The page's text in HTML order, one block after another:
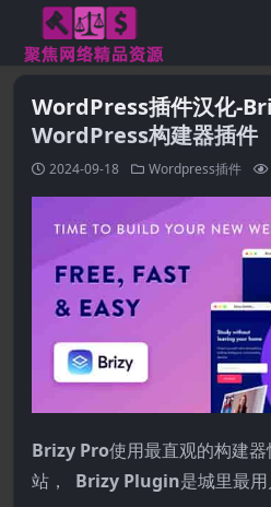
WordPress插件汉化-
WordPress构建器插件
2024-09-18 Wordpress插件
Brizy Pro使用最直观的构建
站， Brizy Plugin是城里最用